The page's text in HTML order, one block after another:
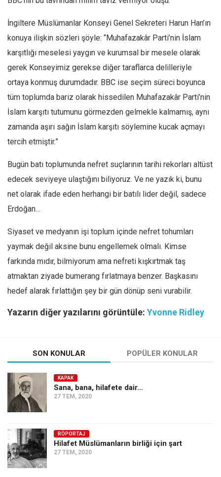
İngiltere Müslümanlar Konseyi Genel Sekreteri Harun Han’ın
konuya ilişkin sözleri şöyle: “Muhafazakâr Parti’nin İslam
karşıtlığı meselesi yaygın ve kurumsal bir mesele olarak
gerek Konseyimiz gerekse diğer taraflarca delilleriyle
ortaya konmuş durumdadır. BBC ise seçim süreci boyunca
tüm toplumda bariz olarak hissedilen Muhafazakâr Parti’nin
İslam karşıtı tutumunu görmezden gelmekle kalmamış, aynı
zamanda aşırı sağın İslam karşıtı söylemine kucak açmayı
tercih etmiştir.”
Bugün batı toplumunda nefret suçlarının tarihi rekorları altüst
edecek seviyeye ulaştığını biliyoruz. Ve ne yazık ki, bunu
net olarak ifade eden herhangi bir batılı lider değil, sadece
Erdoğan…
Siyaset ve medyanın işi toplum içinde nefret tohumları
yaymak değil aksine bunu engellemek olmalı. Kimse
farkında mıdır, bilmiyorum ama nefreti kışkırtmak taş
atmaktan ziyade bumerang fırlatmaya benzer. Başkasını
hedef alarak fırlattığın şey bir gün dönüp seni vurabilir.
Yazarın diğer yazılarını görüntüle: Yvonne Ridley
SON KONULAR POPÜLER KONULAR
KAPAK
Sana, bana, hilafete dair…
27 TEM, 2020
RÖPORTAJ
Hilafet Müslümanların birliği için şart
27 TEM, 2020